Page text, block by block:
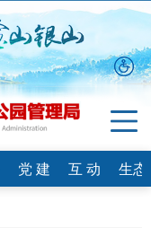
党 建 互 动
生